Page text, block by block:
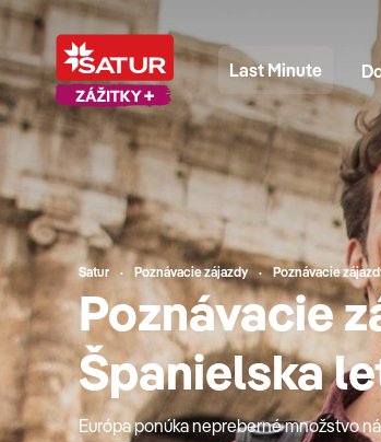
Last Minute
Satur Poznávacie zájazdy Poznávacie
Poznávacie
Španielska
Európa ponúka nepreberné množstvo